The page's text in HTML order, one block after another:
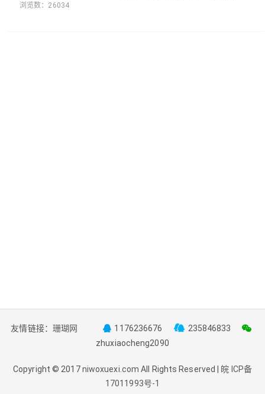
浏览数： 26034
友情链接： 珊瑚网 1176236676
235846833
zhuxiaocheng2090
Copyright © 2017niwoxuexi.com All Rights Reserved | 皖 ICP备
17011993号-1